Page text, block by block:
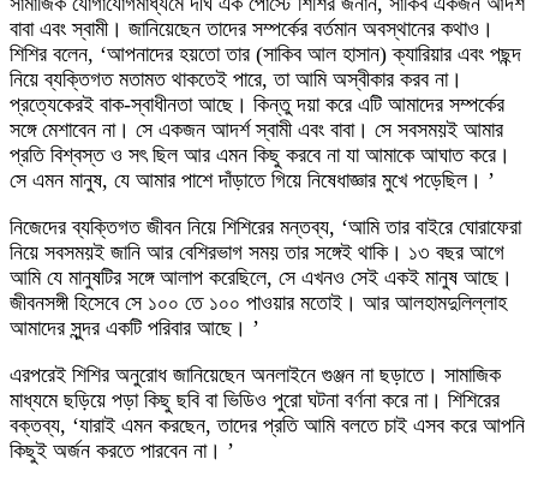
বাবা এবং স্বামী। জানিয়েছেন তাদের সম্পর্কের বর্তমান অবস্থানের কথাও।
শিশির বলেন, ‘আপনাদের হয়তো তার (সাকিব আল হাসান) ক্যারিয়ার এবং পছন্দ
নিয়ে ব্যক্তিগত মতামত থাকতেই পারে, তা আমি অস্বীকার করব না।
প্রত্যেকেরই বাক-স্বাধীনতা আছে। কিন্তু দয়া করে এটি আমাদের সম্পর্কের
সঙ্গে মেশাবেন না। সে একজন আদর্শ স্বামী এবং বাবা। সে সবসময়ই আমার
প্রতি বিশ্বস্ত ও সৎ ছিল আর এমন কিছু করবে না যা আমাকে আঘাত করে।
সে এমন মানুষ, যে আমার পাশে দাঁড়াতে গিয়ে নিষেধাজ্ঞার মুখে পড়েছিল। ’
নিজেদের ব্যক্তিগত জীবন নিয়ে শিশিরের মন্তব্য, ‘আমি তার বাইরে ঘোরাফেরা
নিয়ে সবসময়ই জানি আর বেশিরভাগ সময় তার সঙ্গেই থাকি। ১৩ বছর আগে
আমি যে মানুষটির সঙ্গে আলাপ করেছিলে, সে এখনও সেই একই মানুষ আছে।
জীবনসঙ্গী হিসেবে সে ১০০ তে ১০০ পাওয়ার মতোই। আর আলহামদুলিল্লাহ
আমাদের সুন্দর একটি পরিবার আছে। ’
এরপরেই শিশির অনুরোধ জানিয়েছেন অনলাইনে গুঞ্জন না ছড়াতে। সামাজিক
মাধ্যমে ছড়িয়ে পড়া কিছু ছবি বা ভিডিও পুরো ঘটনা বর্ণনা করে না। শিশিরের
বক্তব্য, ‘যারাই এমন করছেন, তাদের প্রতি আমি বলতে চাই এসব করে আপনি
কিছুই অর্জন করতে পারবেন না। ’